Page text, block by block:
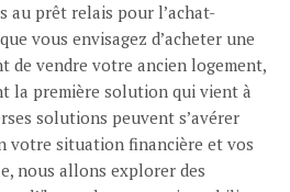
au prêt relais pour l’achat-
vous envisagez d’acheter une
de vendre votre ancien logement,
la première solution qui vient à
solutions peuvent s’avérer
votre situation financière et vos
nous allons explorer des